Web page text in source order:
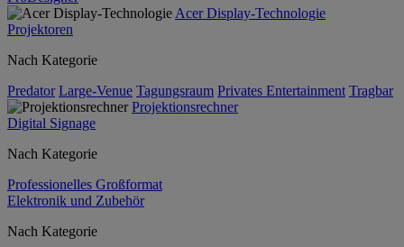
Acer Display-Technologie
Projektoren
Nach Kategorie
Predator Large-Venue Tagungsraum Privates Entertainment Tragbar
Projektionsrechner
Digital Signage
Nach Kategorie
Professionelles Großformat
Elektronik und Zubehör
Nach Kategorie